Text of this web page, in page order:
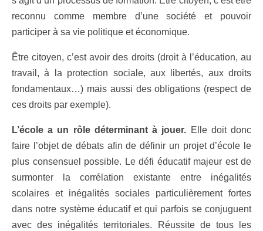
reconnu comme membre d’une société et pouvoir
participer à sa vie politique et économique.
Être citoyen, c’est avoir des droits (droit à l’éducation, au
travail, à la protection sociale, aux libertés, aux droits
fondamentaux…) mais aussi des obligations (respect de
ces droits par exemple).
L’école a un rôle déterminant à jouer. Elle doit donc
faire l’objet de débats afin de définir un projet d’école le
plus consensuel possible. Le défi éducatif majeur est de
surmonter la corrélation existante entre inégalités
scolaires et inégalités sociales particulièrement fortes
dans notre système éducatif et qui parfois se conjuguent
avec des inégalités territoriales. Réussite de tous les